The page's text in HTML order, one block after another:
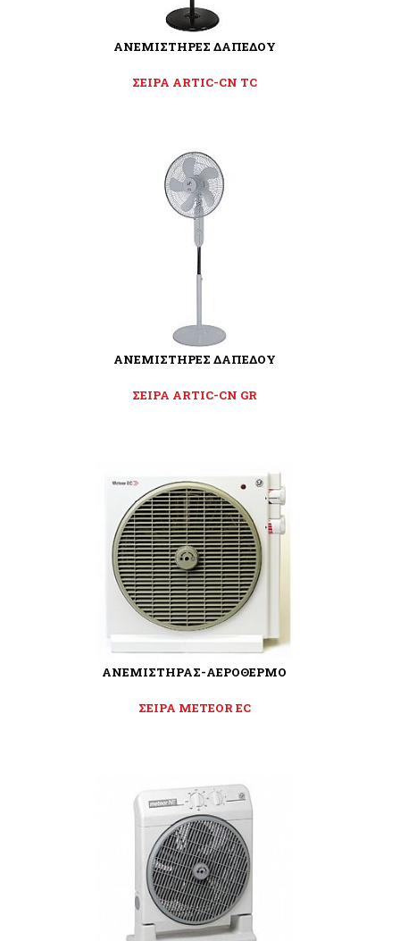
ΑΝΕΜΙΣΤΗΡΕΣ ΔΑΠΕΔΟΥ
ΣΕΙΡΑ ARTIC-CN TC
ΑΝΕΜΙΣΤΗΡΕΣ ΔΑΠΕΔΟΥ
ΣΕΙΡΑ ARTIC-CN GR
ΑΝΕΜΙΣΤΗΡΑΣ-ΑΕΡΟΘΕΡΜΟ
ΣΕΙΡΑ METEOR EC